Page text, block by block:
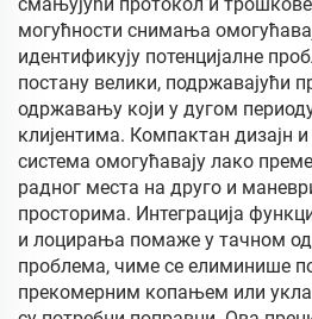
могућности снимања
идентификују потенцијалне
постану велики, подржавајући
одржавању који у дугом
клијентима. Компактан дизајн
система омогућавају лако
радног места на друго и
просторима. Интеграција
и лоцирања помаже у тачном
проблема, чиме се елиминише
прекомерним копањем или